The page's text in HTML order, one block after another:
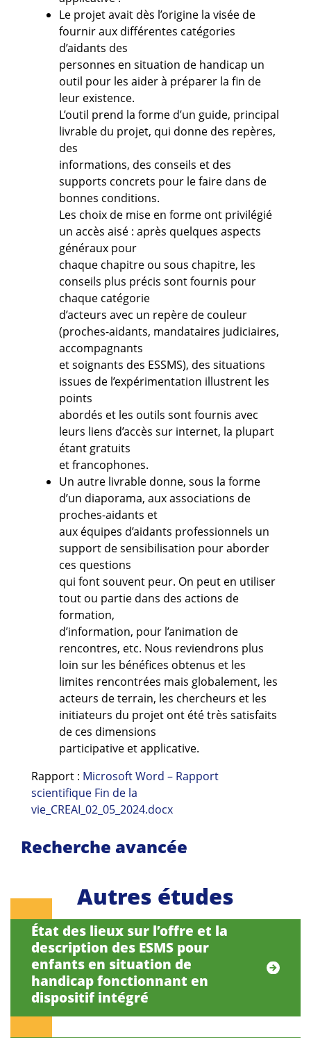
Le projet avait dès l’origine la visée de
fournir aux différentes catégories
d’aidants des
personnes en situation de handicap un
outil pour les aider à préparer la fin de
leur existence.
L’outil prend la forme d’un guide, principal
livrable du projet, qui donne des repères,
des
informations, des conseils et des
supports concrets pour le faire dans de
bonnes conditions.
Les choix de mise en forme ont privilégié
un accès aisé : après quelques aspects
généraux pour
chaque chapitre ou sous chapitre, les
conseils plus précis sont fournis pour
chaque catégorie
d’acteurs avec un repère de couleur
(proches-aidants, mandataires judiciaires,
accompagnants
et soignants des ESSMS), des situations
issues de l’expérimentation illustrent les
points
abordés et les outils sont fournis avec
leurs liens d’accès sur internet, la plupart
étant gratuits
et francophones.
Un autre livrable donne, sous la forme
d’un diaporama, aux associations de
proches-aidants et
aux équipes d’aidants professionnels un
support de sensibilisation pour aborder
ces questions
qui font souvent peur. On peut en utiliser
tout ou partie dans des actions de
formation,
d’information, pour l’animation de
rencontres, etc. Nous reviendrons plus
loin sur les bénéfices obtenus et les
limites rencontrées mais globalement, les
acteurs de terrain, les chercheurs et les
initiateurs du projet ont été très satisfaits
de ces dimensions
participative et applicative.
Rapport : Microsoft Word – Rapport
scientifique Fin de la
vie_CREAI_02_05_2024.docx
Recherche avancée
Autres études
État des lieux sur l’offre et la
description des ESMS pour
enfants en situation de
handicap fonctionnant en
dispositif intégré